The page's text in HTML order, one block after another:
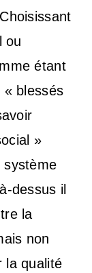
ou
étant
« blessés
»
système
dessus il
la
non
la qualité